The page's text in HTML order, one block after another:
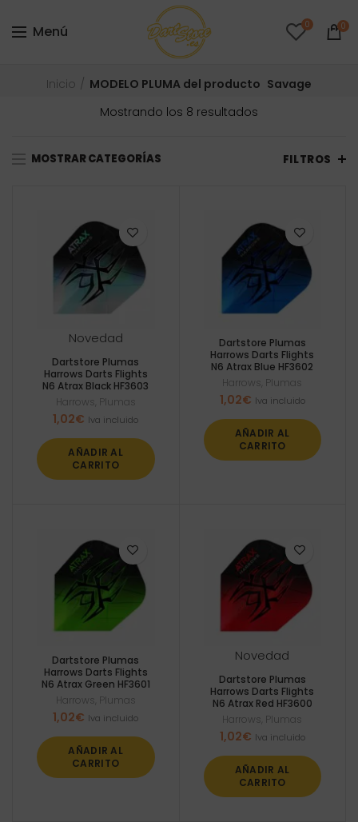
Menú 0 0
Inicio MODELO PLUMA del producto Savage
Mostrando los 8 resultados
MOSTRAR CATEGORÍAS FILTROS
Novedad
Dartstore Plumas
Harrows Darts Flights
N6 Atrax Black HF3603
Harrows Plumas
1,02€ Iva incluido
AÑADIR AL
CARRITO
Dartstore Plumas
Harrows Darts Flights
N6 Atrax Blue HF3602
Harrows Plumas
1,02€ Iva incluido
AÑADIR AL
CARRITO
Dartstore Plumas
Harrows Darts Flights
N6 Atrax Green HF3601
Harrows Plumas
1,02€ Iva incluido
AÑADIR AL
CARRITO
Novedad
Dartstore Plumas
Harrows Darts Flights
N6 Atrax Red HF3600
Harrows Plumas
1,02€ Iva incluido
AÑADIR AL
CARRITO